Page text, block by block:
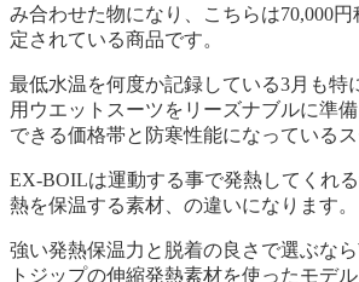
み合わせた物になり、こちらは70,000
定されている商品です。
最低水温を何度か記録している3月も特
用ウエットスーツをリーズナブルに準
できる価格帯と防寒性能になっているス
EX-BOILは運動する事で発熱してくれ
熱を保温する素材、の違いになります。
強い発熱保温力と脱着の良さで選ぶな
トジップの伸縮発熱素材を使ったモデ